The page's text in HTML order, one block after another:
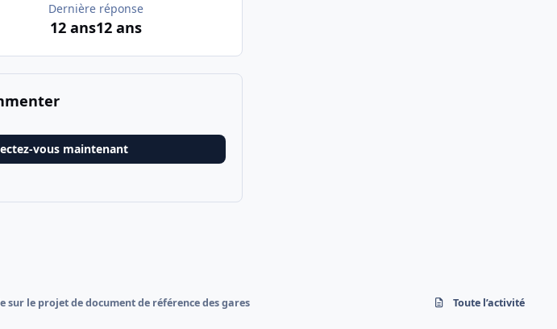
Dernière réponse
12 ans12 ans
vous maintenant
sur le projet de document de référence des gares Toute l’activité